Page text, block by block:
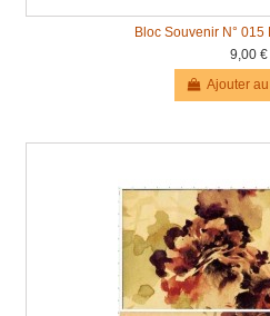
Bloc Souvenir N° 015
9,00 €
Ajouter